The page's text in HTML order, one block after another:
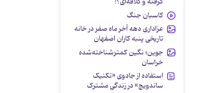
کاسبان جنگ
عزاداری دهه آخر ماه صفر در خانه
تاریخی پنبه کاران اصفهان
جوین؛ نگین کمترشناخته‌شده
خراسان
استفاده از جادوی «تکنیک
ساندویچ» در زندگی مشترک